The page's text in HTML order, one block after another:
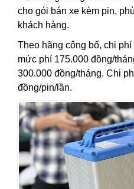
cho gói bán xe kèm pin,
khách hàng.
Theo hãng công bố, chi
mức phí 175.000 đồng/
300.000 đồng/tháng. Chi
đồng/pin/lần.